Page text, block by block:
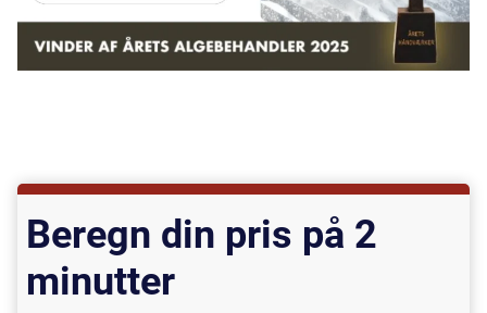
Beregn din pris på 2
minutter